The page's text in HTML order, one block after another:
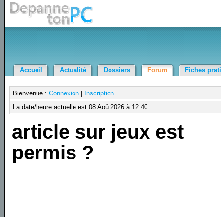
Accueil Actualité Dossiers Forum Fiches
Bienvenue :Connexion
Inscription
La date/heure actuelle est 08 Aoû 2026 à 12:40
article sur jeux est
permis ?